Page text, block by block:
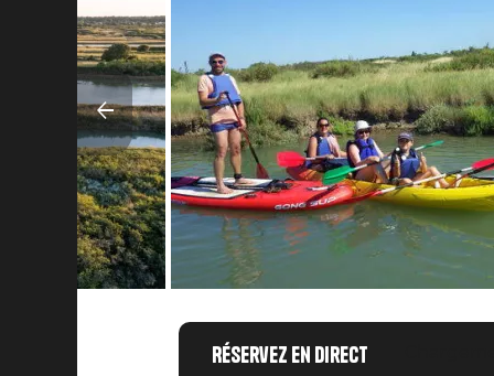
Réservez en direct